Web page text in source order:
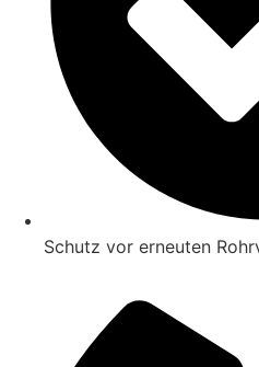
Schutz vor erneuten